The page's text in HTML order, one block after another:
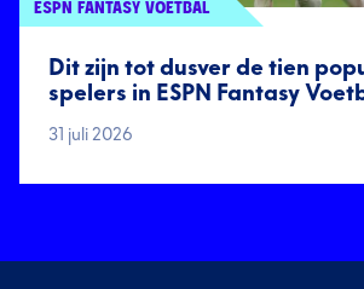
Dit zijn tot dusver de tien
spelers in ESPN Fantasy
ESPN FANTASY VOETBAL
31 juli 2026